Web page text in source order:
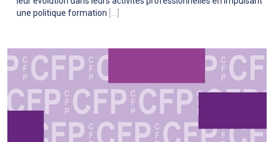
une politique formation [...]